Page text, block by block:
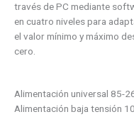
través de PC mediante
en cuatro niveles para
el valor mínimo y máximo
cero.
Alimentación universal 85-
Alimentación baja tensión